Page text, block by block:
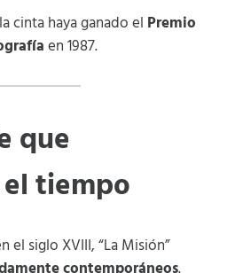
cinta haya ganado el Premio
en 1987.
que
tiempo
el siglo XVIII, “La Misión”